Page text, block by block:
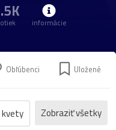
informácie
Obľúbenci Uložené
Zobraziť všetky
kvety